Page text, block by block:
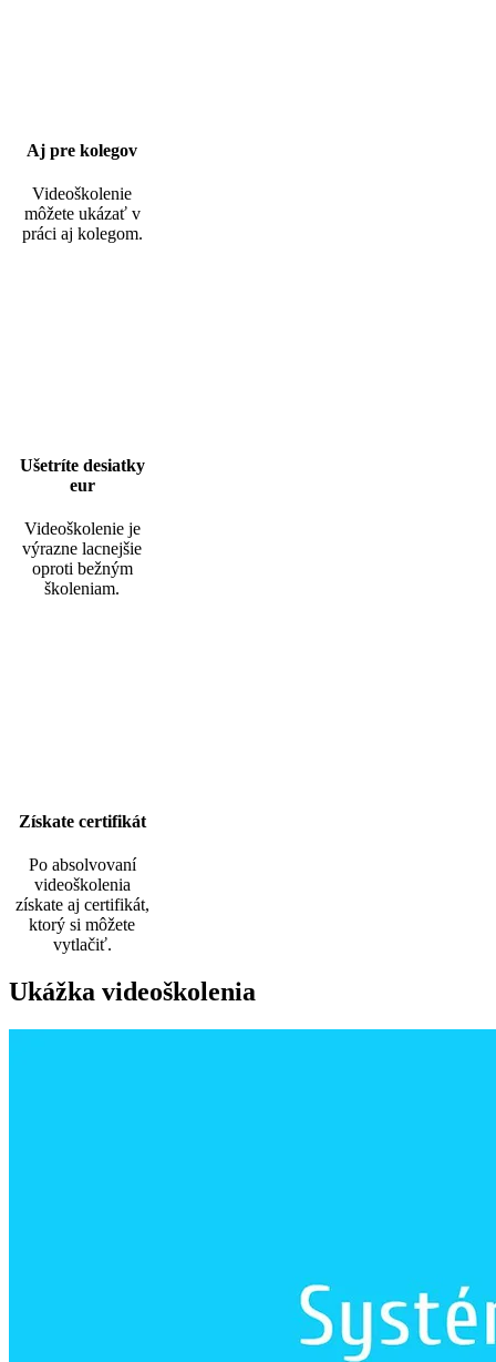
Aj pre kolegov
Videoškolenie
môžete ukázať v
práci aj kolegom.
Ušetríte desiatky
eur
Videoškolenie je
výrazne lacnejšie
oproti bežným
školeniam.
Získate certifikát
Po absolvovaní
videoškolenia
získate aj certifikát,
ktorý si môžete
vytlačiť.
Ukážka videoškolenia